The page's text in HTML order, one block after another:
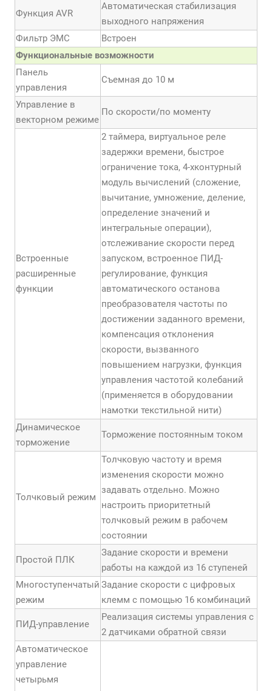
Функция AVR
Автоматическая стабилизация
выходного напряжения
Фильтр ЭМС
Встроен
Функциональные возможности
Панель
управления
Съемная до 10 м
Управление в
векторном режиме
По скорости/по моменту
Встроенные
расширенные
функции
2 таймера, виртуальное реле
задержки времени, быстрое
ограничение тока, 4-хконтурный
модуль вычислений (сложение,
вычитание, умножение, деление,
определение значений и
интегральные операции),
отслеживание скорости перед
запуском, встроенное ПИД-
регулирование, функция
автоматического останова
преобразователя частоты по
достижении заданного времени,
компенсация отклонения
скорости, вызванного
повышением нагрузки, функция
управления частотой колебаний
(применяется в оборудовании
намотки текстильной нити)
Динамическое
торможение
Торможение постоянным током
Толчковый режим
Толчковую частоту и время
изменения скорости можно
задавать отдельно. Можно
настроить приоритетный
толчковый режим в рабочем
состоянии
Простой ПЛК
Задание скорости и времени
работы на каждой из 16 ступеней
Многоступенчатый
режим
Задание скорости с цифровых
клемм с помощью 16 комбинаций
ПИД-управление
Реализация системы управления с
2 датчиками обратной связи
Автоматическое
управление
четырьмя